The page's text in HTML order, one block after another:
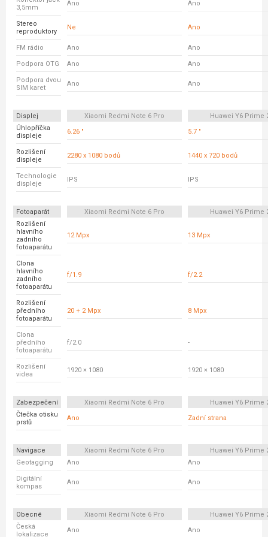
3,5mm
Ano Ano
Stereo
reproduktory
Ne Ano
FM rádio Ano Ano
Podpora OTG Ano Ano
Podpora dvou
SIM karet
Ano Ano
Displej Xiaomi Redmi Note 6 Pro
Huawei Y6 Prime
Úhlopříčka
displeje
6.26 " 5.7 "
Rozlišení
displeje
2280 x 1080 bodů 1440 x 720 bodů
Technologie
displeje
IPS IPS
Fotoaparát Xiaomi Redmi Note 6 Pro
Huawei Y6 Prime
Rozlišení
hlavního
zadního
fotoaparátu
12 Mpx 13 Mpx
Clona
hlavního
zadního
fotoaparátu
f/1.9 f/2.2
Rozlišení
předního
fotoaparátu
20 + 2 Mpx 8 Mpx
Clona
předního
fotoaparátu
f/2.0 -
Rozlišení
videa
1920 × 1080 1920 × 1080
Zabezpečení Xiaomi Redmi Note 6 Pro
Huawei Y6 Prime
Čtečka otisku
prstů
Ano Zadní strana
Navigace Xiaomi Redmi Note 6 Pro
Huawei Y6 Prime
Geotagging
Ano Ano
Digitální
kompas
Ano Ano
Obecné Xiaomi Redmi Note 6 Pro
Huawei Y6 Prime
Česká
lokalizace
Ano Ano